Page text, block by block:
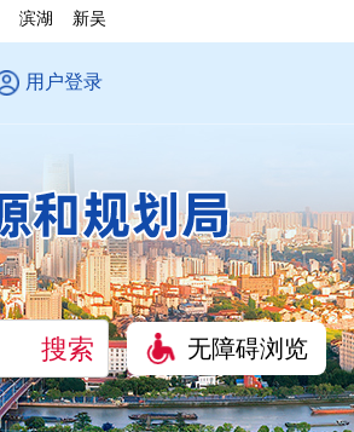
滨湖 新吴
用户登录
无障碍浏览